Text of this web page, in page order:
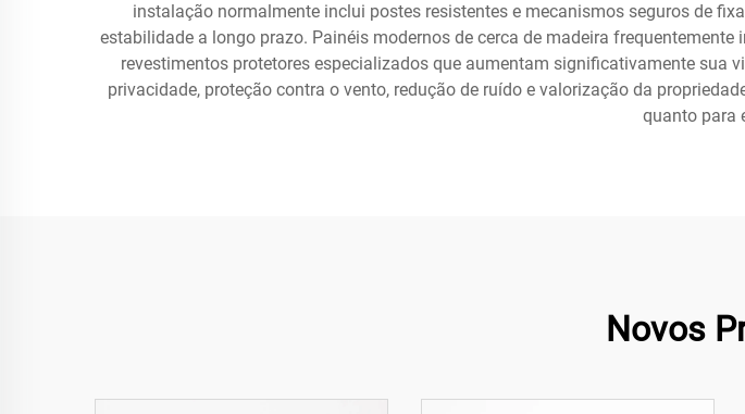
instalação normalmente inclui postes resistentes e mecanismos seguros de
estabilidade a longo prazo. Painéis modernos de cerca de madeira
revestimentos protetores especializados que aumentam significativamente
privacidade, proteção contra o vento, redução de ruído e valorização da
quanto para
Novos